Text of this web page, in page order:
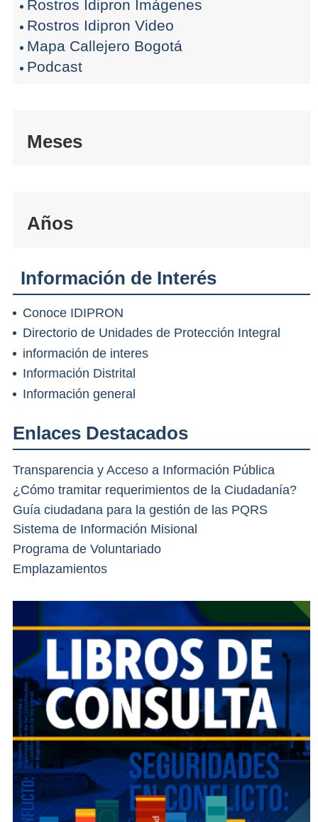
Rostros Idipron Imágenes
Rostros Idipron Video
Mapa Callejero Bogotá
Podcast
Meses
Años
Información de Interés
Conoce IDIPRON
Directorio de Unidades de Protección Integral
información de interes
Información Distrital
Información general
Enlaces Destacados
Transparencia y Acceso a Información Pública
¿Cómo tramitar requerimientos de la Ciudadanía?
Guía ciudadana para la gestión de las PQRS
Sistema de Información Misional
Programa de Voluntariado
Emplazamientos